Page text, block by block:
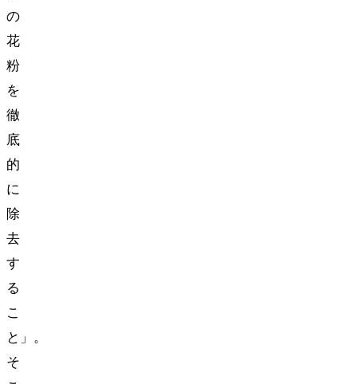
の
花
粉
を
徹
底
的
に
除
去
す
る
こ
と」。
そ